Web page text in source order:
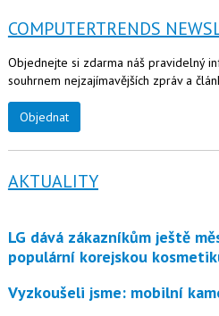
COMPUTERTRENDS
Objednejte si zdarma náš pravidelný
souhrnem nejzajímavějších zpráv a
Objednat
AKTUALITY
LG dává zákazníkům ještě měsíc jako odměnu
populární korejskou
Vyzkoušeli jsme: mobilní